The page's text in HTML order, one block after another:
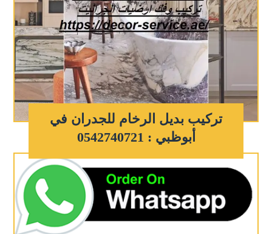
تركيب بديل الرخام للجدران في
أبوظبي : 0542740721